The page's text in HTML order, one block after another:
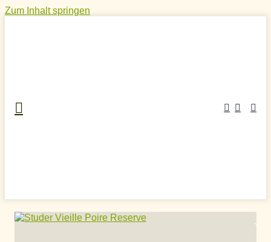
Zum Inhalt springen